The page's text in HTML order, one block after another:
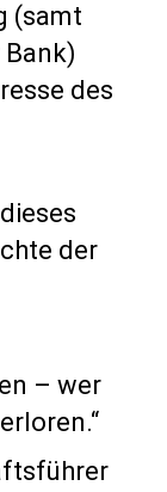
(samt
des
der
– wer